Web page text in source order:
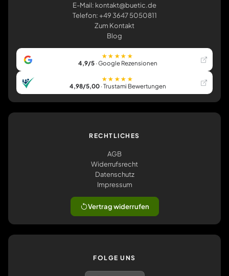
E-Mail: kontakt@buetic.de
Telefon: +49 3647 5050811
Zum Kontakt
Blog
★★★★★
4,9/5· Google Rezensionen
★★★★★
4,98/5,00· Trustami Bewertungen
RECHTLICHES
AGB
Widerrufsrecht
Datenschutz
Impressum
Vertrag widerrufen
FOLGE UNS